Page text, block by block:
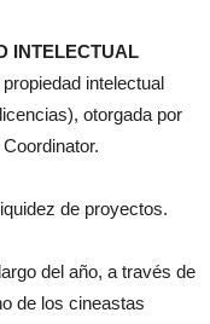
INTELECTUAL
intelectual
otorgada por
de proyectos.
del año, a través de
de los cineastas